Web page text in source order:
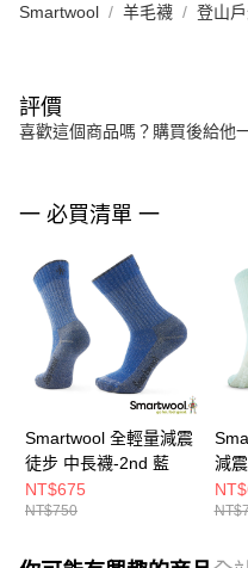
Smartwool 羊毛襪 登山
評價
喜歡這個商品嗎？購買後給他
一 必買清單 一
Smartwool 全輕量減震
徒步 中長襪-2nd 藍
NT$675
NT$750
減
綠